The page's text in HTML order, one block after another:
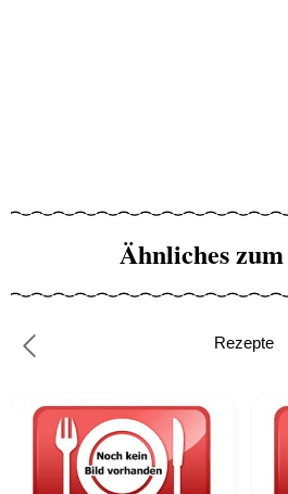
Ähnliches
Rezepte